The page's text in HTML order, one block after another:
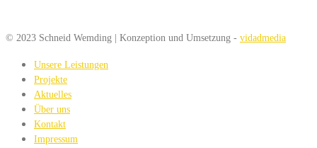
© 2023 Schneid Wemding | Konzeption und Umsetzung - vidadmedia
Unsere Leistungen
Projekte
Aktuelles
Über uns
Kontakt
Impressum